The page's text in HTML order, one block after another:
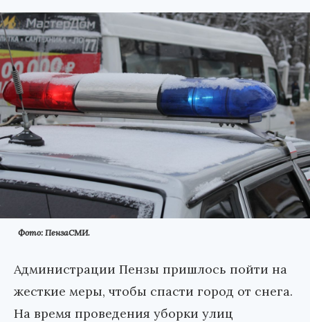
Фото: ПензаСМИ.
Администрации Пензы пришлось пойти на
жесткие меры, чтобы спасти город от снега.
На время проведения уборки улиц